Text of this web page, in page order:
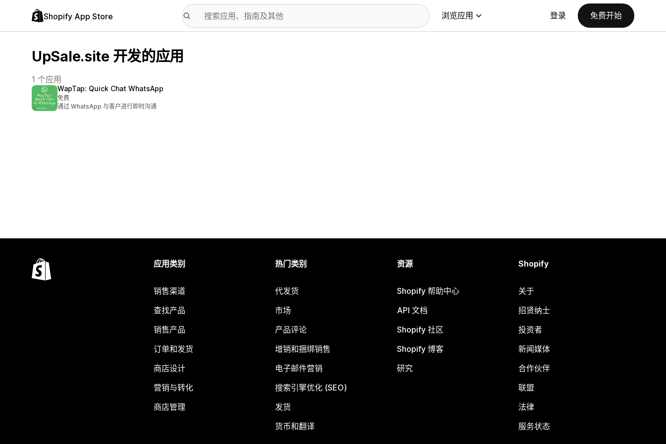
Shopify App Store 浏览应用 登录 免费开始
UpSale.site 开发的应用
1 个应用
WapTap: Quick Chat WhatsApp
免费
通过 WhatsApp 与客户进行即时沟通
应用类别
销售渠道
查找产品
销售产品
订单和发货
商店设计
营销与转化
商店管理
热门类别
代发货
市场
产品评论
增销和捆绑销售
电子邮件营销
搜索引擎优化 (SEO)
发货
货币和翻译
资源
Shopify 帮助中心
API 文档
Shopify 社区
Shopify 博客
研究
Shopify
关于
招贤纳士
投资者
新闻媒体
合作伙伴
联盟
法律
服务状态